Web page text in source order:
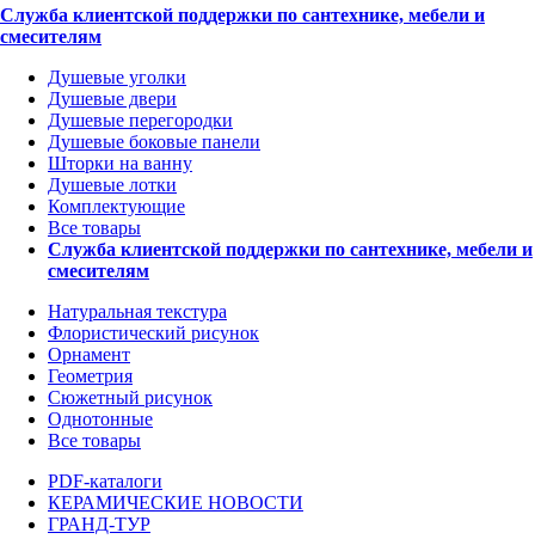
Служба клиентской поддержки по сантехнике, мебели и
смесителям
Душевые уголки
Душевые двери
Душевые перегородки
Душевые боковые панели
Шторки на ванну
Душевые лотки
Комплектующие
Все товары
Служба клиентской поддержки по сантехнике, мебели и
смесителям
Натуральная текстура
Флористический рисунок
Орнамент
Геометрия
Сюжетный рисунок
Однотонные
Все товары
PDF-каталоги
КЕРАМИЧЕСКИЕ НОВОСТИ
ГРАНД-ТУР